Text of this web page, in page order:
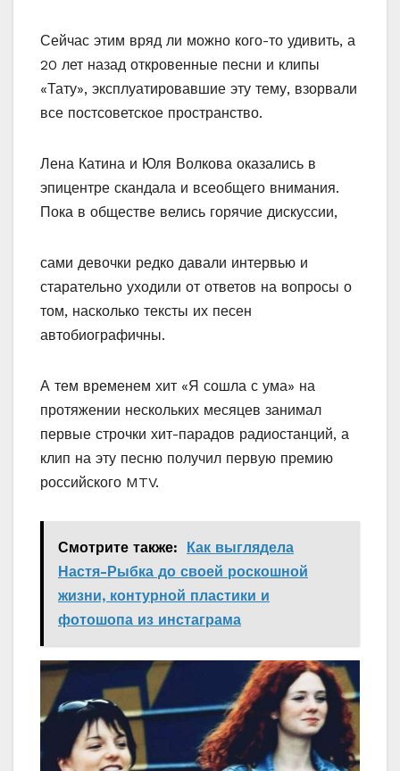
Сейчас этим вряд ли можно кого-то удивить, а
20 лет назад откровенные песни и клипы
«Тату», эксплуатировавшие эту тему, взорвали
все постсоветское пространство.
Лена Катина и Юля Волкова оказались в
эпицентре скандала и всеобщего внимания.
Пока в обществе велись горячие дискуссии,
сами девочки редко давали интервью и
старательно уходили от ответов на вопросы о
том, насколько тексты их песен
автобиографичны.
А тем временем хит «Я сошла с ума» на
протяжении нескольких месяцев занимал
первые строчки хит-парадов радиостанций, а
клип на эту песню получил первую премию
российского MTV.
Смотрите также:
Как выглядела
Настя-Рыбка до своей роскошной
жизни, контурной пластики и
фотошопа из инстаграма